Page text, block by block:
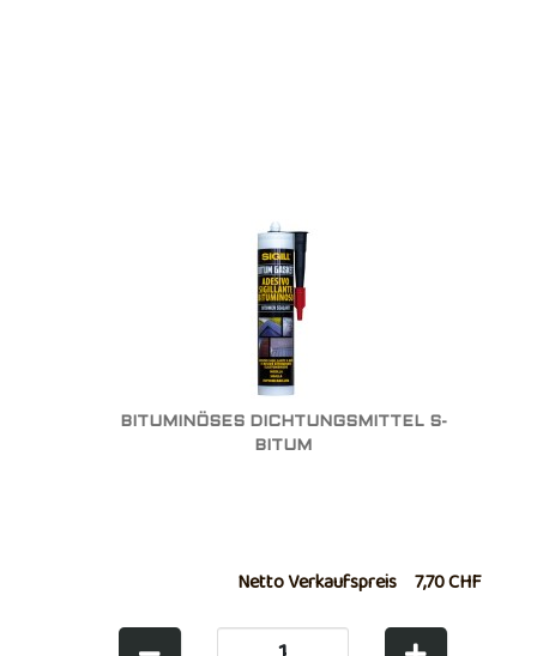
BITUMINÖSES DICHTUNGSMITTEL S-
BITUM
Netto Verkaufspreis 7,70 CHF